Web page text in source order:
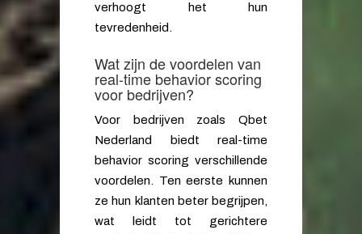
verhoogt het hun
tevredenheid.
Wat zijn de voordelen van
real-time behavior scoring
voor bedrijven?
Voor bedrijven zoals Qbet
Nederland biedt real-time
behavior scoring verschillende
voordelen. Ten eerste kunnen
ze hun klanten beter begrijpen,
wat leidt tot gerichtere